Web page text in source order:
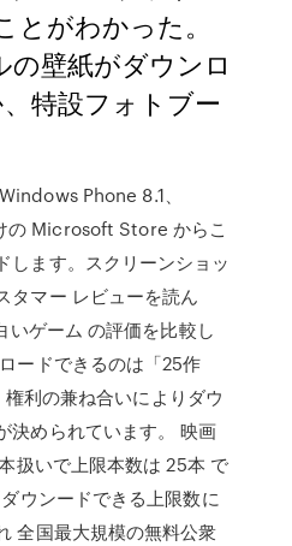
とがわかった。
の壁紙がダウンロ
特設フォトブー
Phone 8.1、
の Microsoft Store からこ
します。スクリーンショッ
タマー レビューを読ん
いゲーム の評価を比較し
ードできるのは「25作
利の兼ね合いによりダウ
決められています。 映画
扱いで上限本数は 25本 で
ウンードできる上限数に
全国最大規模の無料公衆